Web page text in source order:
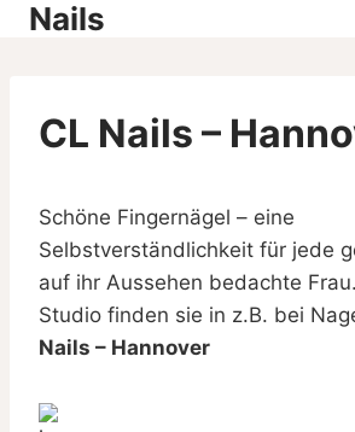
SkipNails
CL Nails –
Schöne Fingernägel – eine
Selbstverständlichkeit für jede
auf ihr Aussehen bedachte
Studio finden sie in z.B. bei
Nails – Hannover